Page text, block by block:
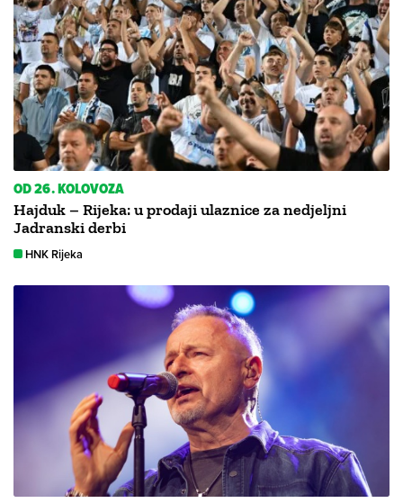
OD 26. KOLOVOZA
Hajduk – Rijeka: u prodaji ulaznice za nedjeljni
Jadranski derbi
HNK Rijeka